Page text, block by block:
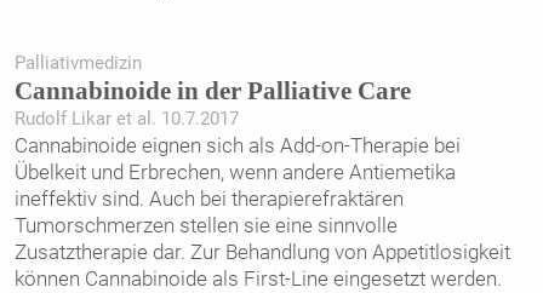
Palliativmedizin
Cannabinoide in der Palliative Care
Rudolf Likar et al. 10.7.2017
Cannabinoide eignen sich als Add-on-Therapie bei
Übelkeit und Erbrechen, wenn andere Antiemetika
ineffektiv sind. Auch bei therapierefraktären
Tumorschmerzen stellen sie eine sinnvolle
Zusatztherapie dar. Zur Behandlung von Appetitlosigkeit
können Cannabinoide als First-Line eingesetzt werden.